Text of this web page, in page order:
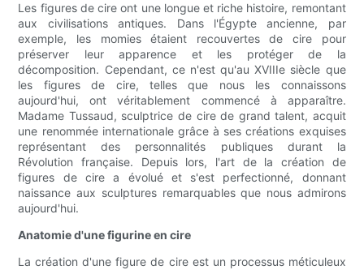
Les figures de cire ont une longue et riche histoire, remontant
aux civilisations antiques. Dans l'Égypte ancienne, par
exemple, les momies étaient recouvertes de cire pour
préserver leur apparence et les protéger de la
décomposition. Cependant, ce n'est qu'au XVIIIe siècle que
les figures de cire, telles que nous les connaissons
aujourd'hui, ont véritablement commencé à apparaître.
Madame Tussaud, sculptrice de cire de grand talent, acquit
une renommée internationale grâce à ses créations exquises
représentant des personnalités publiques durant la
Révolution française. Depuis lors, l'art de la création de
figures de cire a évolué et s'est perfectionné, donnant
naissance aux sculptures remarquables que nous admirons
aujourd'hui.
Anatomie d'une figurine en cire
La création d'une figure de cire est un processus méticuleux